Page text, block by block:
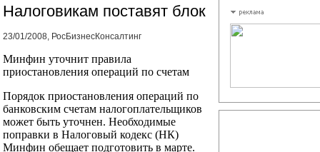
Налоговикам поставят блок
23/01/2008, РосБизнесКонсалтинг
Минфин уточнит правила
приостановления операций по счетам
Порядок приостановления операций по
банковским счетам налогоплательщиков
может быть уточнен. Необходимые
поправки в Налоговый кодекс (НК)
Минфин обещает подготовить в марте.